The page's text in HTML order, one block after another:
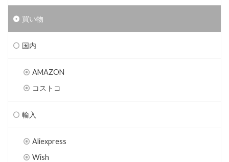
買い物
国内
AMAZON
コストコ
輸入
Aliexpress
Wish